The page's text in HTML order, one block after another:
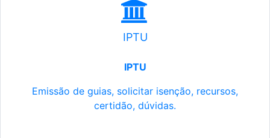
IPTU
IPTU
Emissão de guias, solicitar isenção, recursos,
certidão, dúvidas.